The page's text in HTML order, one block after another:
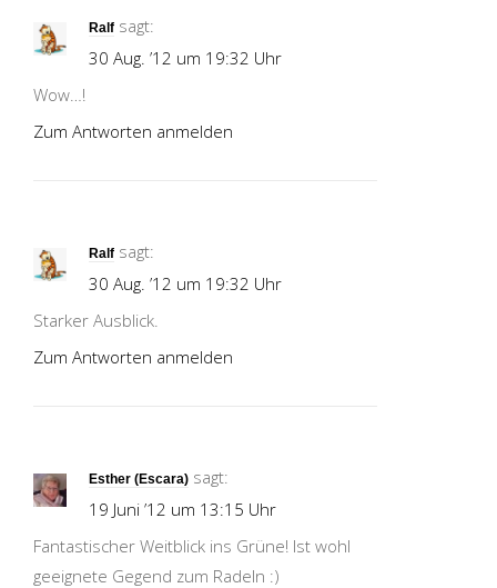
Ralf sagt:
30 Aug. ’12 um 19:32 Uhr
Wow…!
Zum Antworten anmelden
Ralf sagt:
30 Aug. ’12 um 19:32 Uhr
Starker Ausblick.
Zum Antworten anmelden
Esther (Escara) sagt:
19 Juni ’12 um 13:15 Uhr
Fantastischer Weitblick ins Grüne! Ist wohl
geeignete Gegend zum Radeln :)